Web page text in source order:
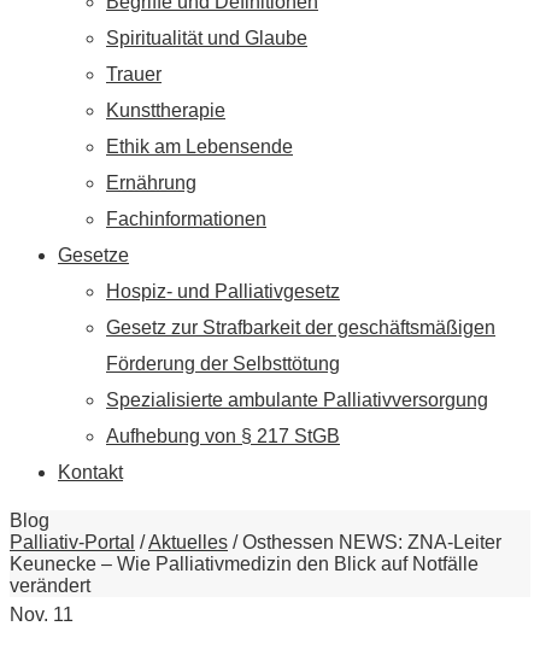
Spiritualität und Glaube
Trauer
Kunsttherapie
Ethik am Lebensende
Ernährung
Fachinformationen
Gesetze
Hospiz- und Palliativgesetz
Gesetz zur Strafbarkeit der geschäftsmäßigen
Förderung der Selbsttötung
Spezialisierte ambulante Palliativversorgung
Aufhebung von § 217 StGB
Kontakt
Blog
Palliativ-Portal /Aktuelles /Osthessen NEWS: ZNA-Leiter
Keunecke – Wie Palliativmedizin den Blick auf Notfälle
verändert
Nov. 11